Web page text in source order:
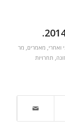
ואחרי מאמרים מר
תחרויות